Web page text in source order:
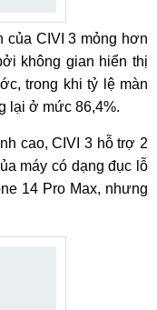
của CIVI 3 mỏng hơn
không gian hiển thị
trong khi tỷ lệ màn
lại ở mức 86,4%.
cao, CIVI 3 hỗ trợ 2
máy có dạng đục lỗ
14 Pro Max, nhưng